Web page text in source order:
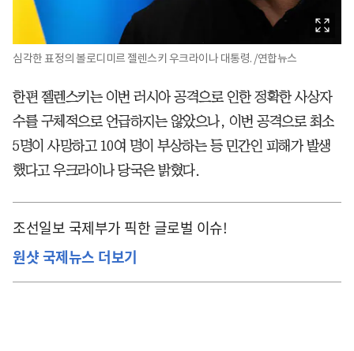
심각한 표정의 볼로디미르 젤렌스키 우크라이나 대통령. /연합뉴스
한편 젤렌스키는 이번 러시아 공격으로 인한 정확한 사상자
수를 구체적으로 언급하지는 않았으나, 이번 공격으로 최소
5명이 사망하고 10여 명이 부상하는 등 민간인 피해가 발생
했다고 우크라이나 당국은 밝혔다.
조선일보 국제부가 픽한 글로벌 이슈!
원샷 국제뉴스 더보기